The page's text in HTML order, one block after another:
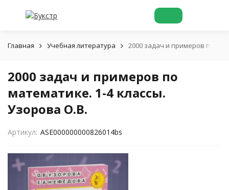
Главная Учебная литература 2000 задач и примеров по
2000 задач и примеров по
математике. 1-4 классы.
Узорова О.В.
Артикул: ASE000000000826014bs